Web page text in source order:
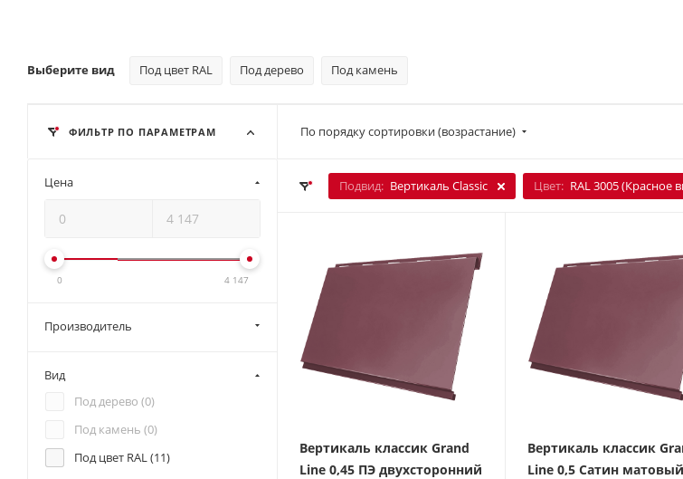
Выберите вид Под цвет RAL Под дерево Под камень
По порядку сортировки (возрастание)
Подвид: Вертикаль Classic Цвет: RAL 3005 (Красное
Вертикаль классик Grand
Line 0,45 ПЭ двухсторонний
Вертикаль классик
Line 0,5 Сатин
ФИЛЬТР ПО ПАРАМЕТРАМ
Цена
0 4 147
Производитель
Вид
Под дерево (0)
Под камень (0)
Под цвет RAL (11)